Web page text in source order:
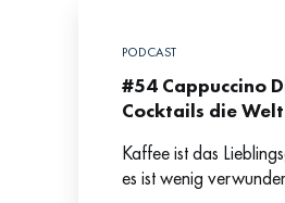
PODCAST
#54 Cappuccino
Cocktails die
Kaffee ist das
es ist wenig